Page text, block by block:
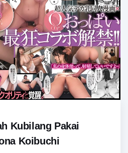
Kubilang Pakai
Koibuchi